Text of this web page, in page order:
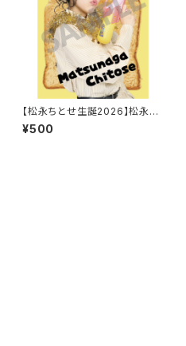
【松永ちとせ生誕2026】松永ち
とせ生誕2026 ステッカー
¥500